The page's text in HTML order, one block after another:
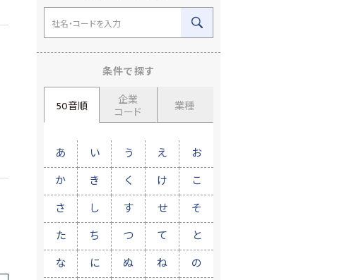
条件で探す
50音順
企業
コード
業種
あ い う え お
か き く け こ
さ し す せ そ
た ち つ て と
な に ぬ ね の